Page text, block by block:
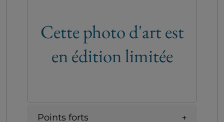
Cette photo d'art est
en édition limitée
Points forts